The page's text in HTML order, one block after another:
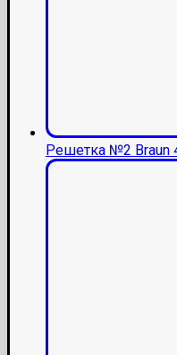
Решетка №2 Braun